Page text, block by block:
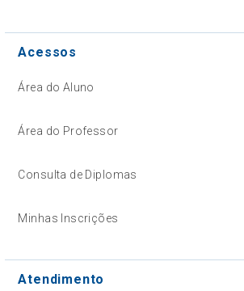
Acessos
Área do Aluno
Área do Professor
Consulta de Diplomas
Minhas Inscrições
Atendimento